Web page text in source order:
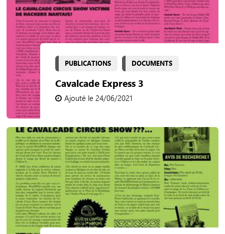
PUBLICATIONS DOCUMENTS
Cavalcade Express 3
Ajouté le 24/06/2021